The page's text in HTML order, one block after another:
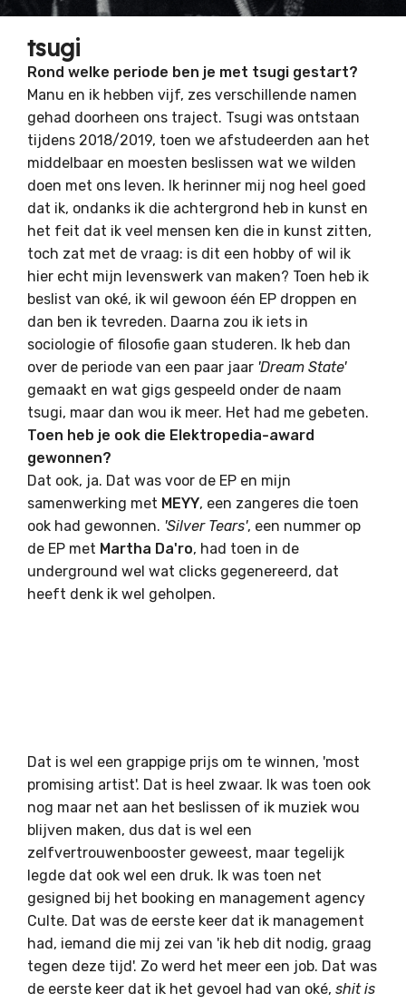
tsugi
Rond welke periode ben je met tsugi gestart?
Manu en ik hebben vijf, zes verschillende namen
gehad doorheen ons traject. Tsugi was ontstaan
tijdens 2018/2019, toen we afstudeerden aan het
middelbaar en moesten beslissen wat we wilden
doen met ons leven. Ik herinner mij nog heel goed
dat ik, ondanks ik die achtergrond heb in kunst en
het feit dat ik veel mensen ken die in kunst zitten,
toch zat met de vraag: is dit een hobby of wil ik
hier echt mijn levenswerk van maken? Toen heb ik
beslist van oké, ik wil gewoon één EP droppen en
dan ben ik tevreden. Daarna zou ik iets in
sociologie of filosofie gaan studeren. Ik heb dan
over de periode van een paar jaar 'Dream State'
gemaakt en wat gigs gespeeld onder de naam
tsugi, maar dan wou ik meer. Het had me gebeten.
Toen heb je ook die Elektropedia-award
gewonnen?
Dat ook, ja. Dat was voor de EP en mijn
samenwerking met MEYY, een zangeres die toen
ook had gewonnen. 'Silver Tears', een nummer op
de EP met Martha Da'ro, had toen in de
underground wel wat clicks gegenereerd, dat
heeft denk ik wel geholpen.
Dat is wel een grappige prijs om te winnen, 'most
promising artist'. Dat is heel zwaar. Ik was toen ook
nog maar net aan het beslissen of ik muziek wou
blijven maken, dus dat is wel een
zelfvertrouwenbooster geweest, maar tegelijk
legde dat ook wel een druk. Ik was toen net
gesigned bij het booking en management agency
Culte. Dat was de eerste keer dat ik management
had, iemand die mij zei van 'ik heb dit nodig, graag
tegen deze tijd'. Zo werd het meer een job. Dat was
de eerste keer dat ik het gevoel had van oké, shit is